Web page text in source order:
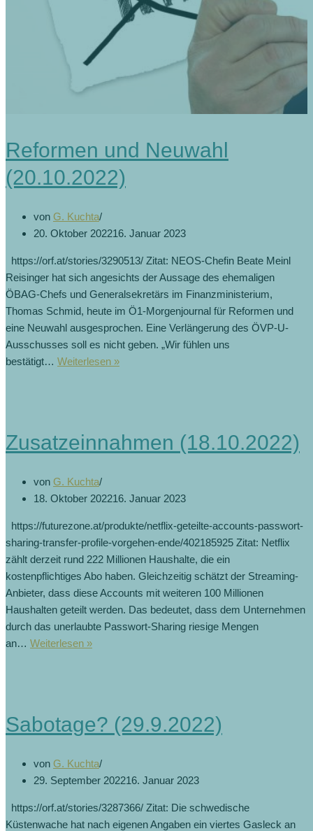
Reformen und Neuwahl
(20.10.2022)
von G. Kuchta
20. Oktober 202216. Januar 2023
https://orf.at/stories/3290513/ Zitat: NEOS-Chefin Beate Meinl
Reisinger hat sich angesichts der Aussage des ehemaligen
ÖBAG-Chefs und Generalsekretärs im Finanzministerium,
Thomas Schmid, heute im Ö1-Morgenjournal für Reformen und
eine Neuwahl ausgesprochen. Eine Verlängerung des ÖVP-U-
Ausschusses soll es nicht geben. „Wir fühlen uns
bestätigt… Weiterlesen »
Zusatzeinnahmen (18.10.2022)
von G. Kuchta
18. Oktober 202216. Januar 2023
https://futurezone.at/produkte/netflix-geteilte-accounts-passwort-
sharing-transfer-profile-vorgehen-ende/402185925 Zitat: Netflix
zählt derzeit rund 222 Millionen Haushalte, die ein
kostenpflichtiges Abo haben. Gleichzeitig schätzt der Streaming-
Anbieter, dass diese Accounts mit weiteren 100 Millionen
Haushalten geteilt werden. Das bedeutet, dass dem Unternehmen
durch das unerlaubte Passwort-Sharing riesige Mengen
an… Weiterlesen »
Sabotage? (29.9.2022)
von G. Kuchta
29. September 202216. Januar 2023
https://orf.at/stories/3287366/ Zitat: Die schwedische
Küstenwache hat nach eigenen Angaben ein viertes Gasleck an